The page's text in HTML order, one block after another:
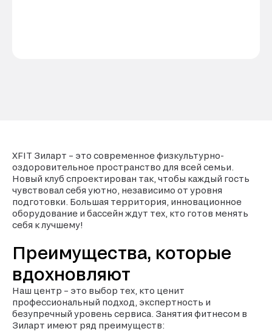
XFIT Зиларт – это современное физкультурно-
оздоровительное пространство для всей семьи.
Новый клуб спроектирован так, чтобы каждый гость
чувствовал себя уютно, независимо от уровня
подготовки. Большая территория, инновационное
оборудование и бассейн ждут тех, кто готов менять
себя к лучшему!
Преимущества, которые
вдохновляют
Наш центр – это выбор тех, кто ценит
профессиональный подход, экспертность и
безупречный уровень сервиса. Занятия фитнесом в
Зиларт имеют ряд преимуществ: